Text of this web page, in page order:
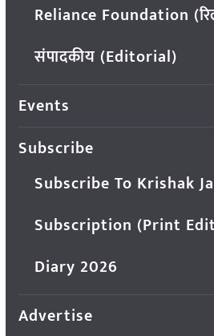
Reliance Foundation
संपादकीय (Editorial)
Events
Subscribe
Subscribe To Krishak
Subscription (Print
Diary 2026
Advertise